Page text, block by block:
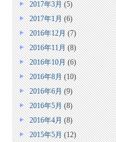
2017年3月(5)
2017年1月(6)
2016年12月(7)
2016年11月(8)
2016年10月(6)
2016年8月(10)
2016年6月(9)
2016年5月(8)
2016年4月(8)
2015年5月(12)